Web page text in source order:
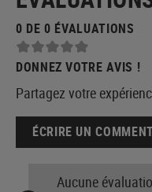
0 DE 0 ÉVALUATIONS
DONNEZ VOTRE AVIS !
Partagez votre
ÉCRIRE UN
Aucune